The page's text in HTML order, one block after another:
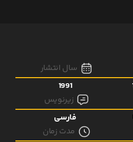
سال انتشار
1991
زیرنویس
فارسی
مدت زمان